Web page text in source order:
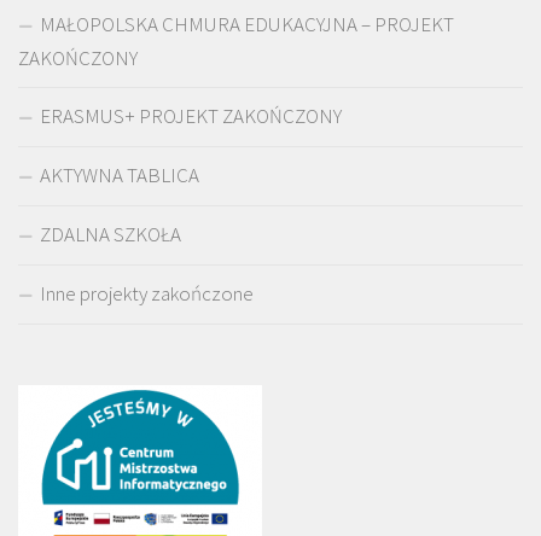
MAŁOPOLSKA CHMURA EDUKACYJNA – PROJEKT
ZAKOŃCZONY
ERASMUS+ PROJEKT ZAKOŃCZONY
AKTYWNA TABLICA
ZDALNA SZKOŁA
Inne projekty zakończone